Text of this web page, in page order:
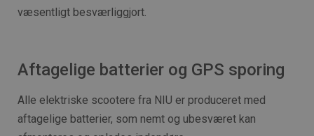
væsentligt besværliggjort.
Aftagelige batterier og GPS sporing
Alle elektriske scootere fra NIU er produceret med
aftagelige batterier, som nemt og ubesværet kan